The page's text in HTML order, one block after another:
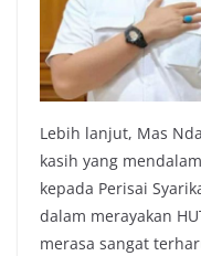
Lebih lanjut, Mas
kasih yang
kepada Perisai
dalam merayakan
merasa sangat